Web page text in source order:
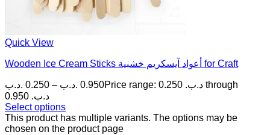
Quick View
Wooden Ice Cream Sticks أعواد آيسكريم خشبية for Craft
0.250 .د.ب – 0.950 .د.ب
Price range: 0.250 .د.ب through
0.950 .د.ب
Select options
This product has multiple variants. The options may be
chosen on the product page